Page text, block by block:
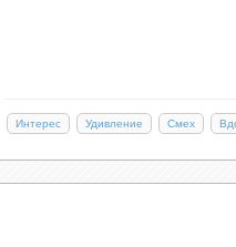
«драгоценный овощ» с
днем, но
постов ночью. План
окрестные крестьяне
бережет эту «земляную
обладает невероятной
воровать мешками,
Интерес Удивление Смех